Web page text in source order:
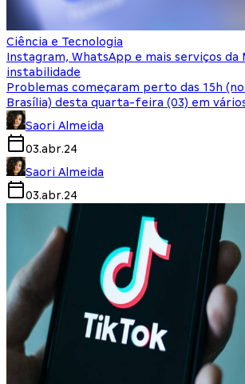
Ciência e Tecnologia
Instagram, WhatsApp e mais serviços da
instabilidade
Problemas começaram perto das 15h
Brasília) desta quarta-feira (03) em
Saori Almeida
03.abr.24
Saori Almeida
03.abr.24